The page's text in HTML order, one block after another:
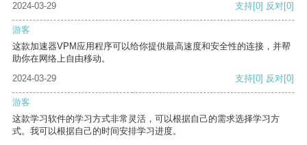
2024-03-29 支持[0] 反对[0]
游客
这款加速器VPM应用程序可以给你提供最高速度和安全性的连接，并帮
助你在网络上自由移动。
2024-03-29
支持[0] 反对[0]
游客
这款学习软件的学习方式非常灵活，可以根据自己的需求选择学习方
式。我可以根据自己的时间安排学习进度。